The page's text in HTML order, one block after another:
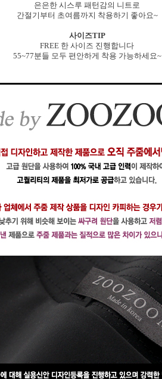
은은한 시스루 패턴감의 니트로
간절기부터 초여름까지 착용하기 좋아요~
사이즈TIP
FREE 한 사이즈 진행합니다
55~77분들 모두 편안하게 착용 가능하세요~